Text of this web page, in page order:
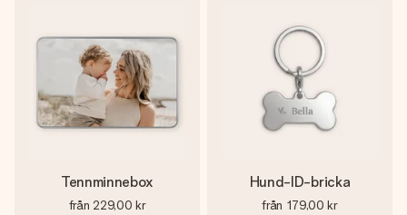
Tennminnebox
från 229,00 kr
Hund-ID-bricka
från 179,00 kr